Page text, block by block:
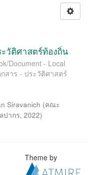
วัติศาสตร์ท้องถิ่น
Document - Local
สาร - ประวัติศาสตร์
Siravanich (คณะ
ปากร, 2022)
Theme by